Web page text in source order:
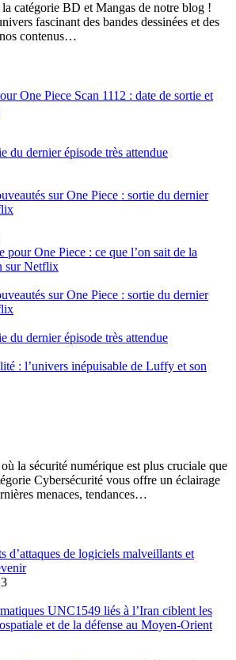
catégorie BD et Mangas de notre blog !
fascinant des bandes dessinées et des
contenus…
One Piece Scan 1112 : date de sortie et
du dernier épisode très attendue
sur One Piece : sortie du dernier
pour One Piece : ce que l’on sait de la
sur Netflix
sur One Piece : sortie du dernier
du dernier épisode très attendue
: l’univers inépuisable de Luffy et son
la sécurité numérique est plus cruciale que
Cybersécurité vous offre un éclairage
menaces, tendances…
d’attaques de logiciels malveillants et
UNC1549 liés à l’Iran ciblent les
et de la défense au Moyen-Orient